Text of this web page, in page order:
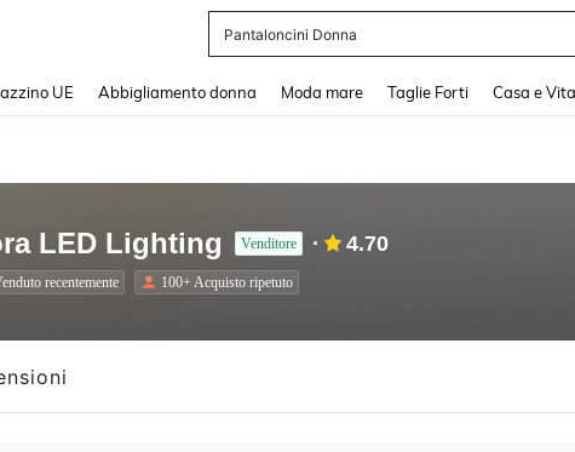
Pantaloncini Donna
UE Abbigliamento donna Moda mare Taglie Forti Casa e Vita
LED Lighting Venditore 4.70
recentemente 100+ Acquisto ripetuto